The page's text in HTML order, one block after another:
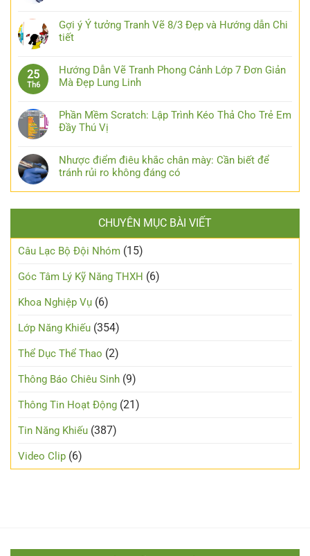
Gợi ý Ý tưởng Tranh Vẽ 8/3 Đẹp và Hướng dẫn Chi
tiết
25
Th6
Hướng Dẫn Vẽ Tranh Phong Cảnh Lớp 7 Đơn Giản
Mà Đẹp Lung Linh
Phần Mềm Scratch: Lập Trình Kéo Thả Cho Trẻ Em
Đầy Thú Vị
Nhược điểm điêu khắc chân mày: Cần biết để
tránh rủi ro không đáng có
CHUYÊN MỤC BÀI VIẾT
Câu Lạc Bộ Đội Nhóm (15)
Góc Tâm Lý Kỹ Năng THXH (6)
Khoa Nghiệp Vụ (6)
Lớp Năng Khiếu (354)
Thể Dục Thể Thao (2)
Thông Báo Chiêu Sinh (9)
Thông Tin Hoạt Động (21)
Tin Năng Khiếu (387)
Video Clip (6)